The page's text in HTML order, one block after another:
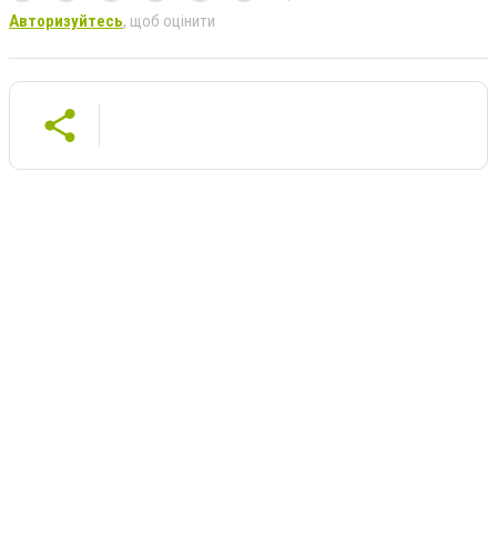
Авторизуйтесь, щоб оцінити